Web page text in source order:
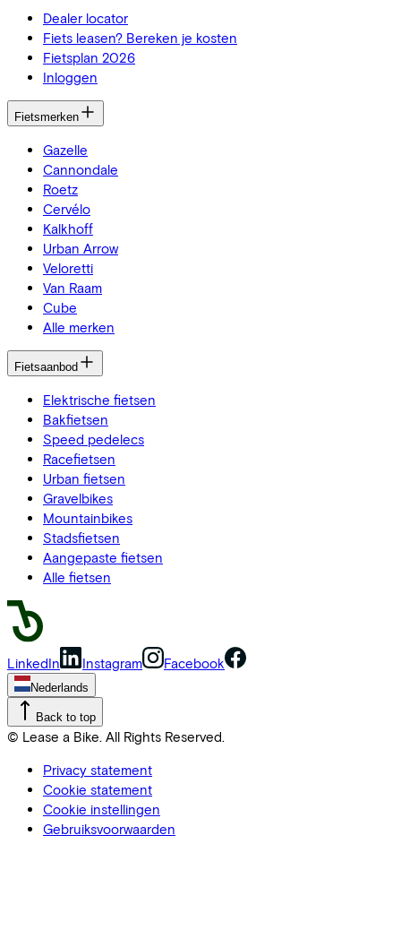
Dealer locator
Fiets leasen? Bereken je kosten
Fietsplan 2026
Inloggen
Fietsmerken
Gazelle
Cannondale
Roetz
Cervélo
Kalkhoff
Urban Arrow
Veloretti
Van Raam
Cube
Alle merken
Fietsaanbod
Elektrische fietsen
Bakfietsen
Speed pedelecs
Racefietsen
Urban fietsen
Gravelbikes
Mountainbikes
Stadsfietsen
Aangepaste fietsen
Alle fietsen
LinkedIn Instagram Facebook
Nederlands
Back to top
© Lease a Bike. All Rights Reserved.
Privacy statement
Cookie statement
Cookie instellingen
Gebruiksvoorwaarden